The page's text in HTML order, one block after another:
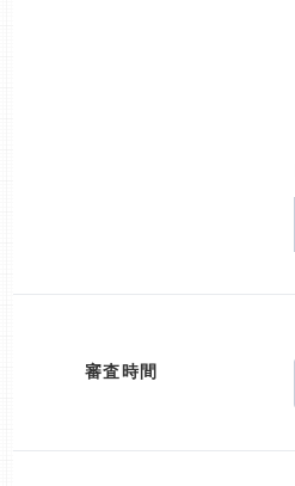
審査時間